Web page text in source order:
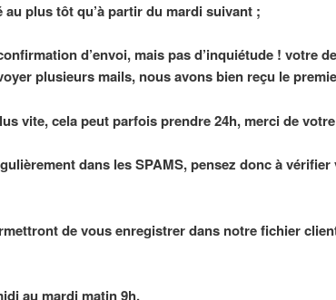
plus tôt qu’à partir du mardi suivant ;
d’envoi, mais pas d’inquiétude ! votre
plusieurs mails, nous avons bien reçu le
vite, cela peut parfois prendre 24h, merci de
dans les SPAMS, pensez donc à
de vous enregistrer dans notre fichier
au mardi matin 9h.